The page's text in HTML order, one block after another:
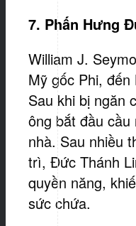
7. Phấn Hưng
William J.
Mỹ gốc Phi, đến
Sau khi bị ngăn
ông bắt đầu
nhà. Sau nhiều
trì, Đức Thánh
quyền năng,
sức chứa.